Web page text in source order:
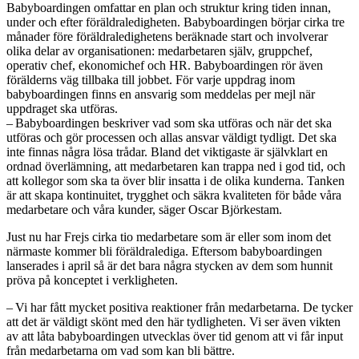
Babyboardingen omfattar en plan och struktur kring tiden innan,
under och efter föräldraledigheten. Babyboardingen börjar cirka tre
månader före föräldraledighetens beräknade start och involverar
olika delar av organisationen: medarbetaren själv, gruppchef,
operativ chef, ekonomichef och HR. Babyboardingen rör även
förälderns väg tillbaka till jobbet. För varje uppdrag inom
babyboardingen finns en ansvarig som meddelas per mejl när
uppdraget ska utföras.
– Babyboardingen beskriver vad som ska utföras och när det ska
utföras och gör processen och allas ansvar väldigt tydligt. Det ska
inte finnas några lösa trådar. Bland det viktigaste är självklart en
ordnad överlämning, att medarbetaren kan trappa ned i god tid, och
att kollegor som ska ta över blir insatta i de olika kunderna. Tanken
är att skapa kontinuitet, trygghet och säkra kvaliteten för både våra
medarbetare och våra kunder, säger Oscar Björkestam.
Just nu har Frejs cirka tio medarbetare som är eller som inom det
närmaste kommer bli föräldralediga. Eftersom babyboardingen
lanserades i april så är det bara några stycken av dem som hunnit
pröva på konceptet i verkligheten.
– Vi har fått mycket positiva reaktioner från medarbetarna. De tycker
att det är väldigt skönt med den här tydligheten. Vi ser även vikten
av att låta babyboardingen utvecklas över tid genom att vi får input
från medarbetarna om vad som kan bli bättre.